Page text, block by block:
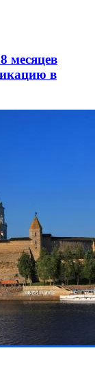
месяцев
в